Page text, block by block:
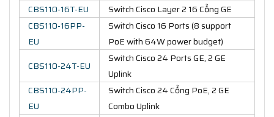
CBS110-16T-EU
Switch Cisco Layer 2 16 Cổng GE
CBS110-16PP-
EU
Switch Cisco 16 Ports (8 support
PoE with 64W power budget)
CBS110-24T-EU
Switch Cisco 24 Ports GE, 2 GE
Uplink
CBS110-24PP-
EU
Switch Cisco 24 Cổng PoE, 2 GE
Combo Uplink